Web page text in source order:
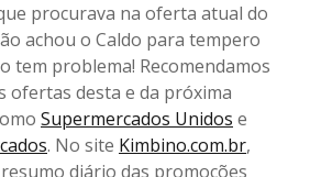
procurava na oferta atual do
achou o Caldo para tempero
tem problema! Recomendamos
ofertas desta e da próxima
Supermercados Unidos e
. No site Kimbino.com.br,
diário das promoções